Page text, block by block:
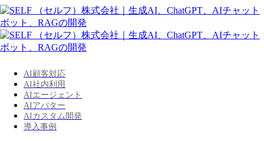
AI顧客対応
AI社内利用
AIエージェント
AIアバター
AIカスタム開発
導入事例